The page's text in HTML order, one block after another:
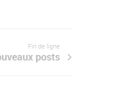
Fin de ligne
posts